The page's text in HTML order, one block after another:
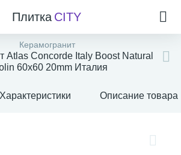
Плитка CITY
Керамогранит
Atlas Concorde Italy Boost Natural
60x60 20mm Италия
Характеристики Описание товара